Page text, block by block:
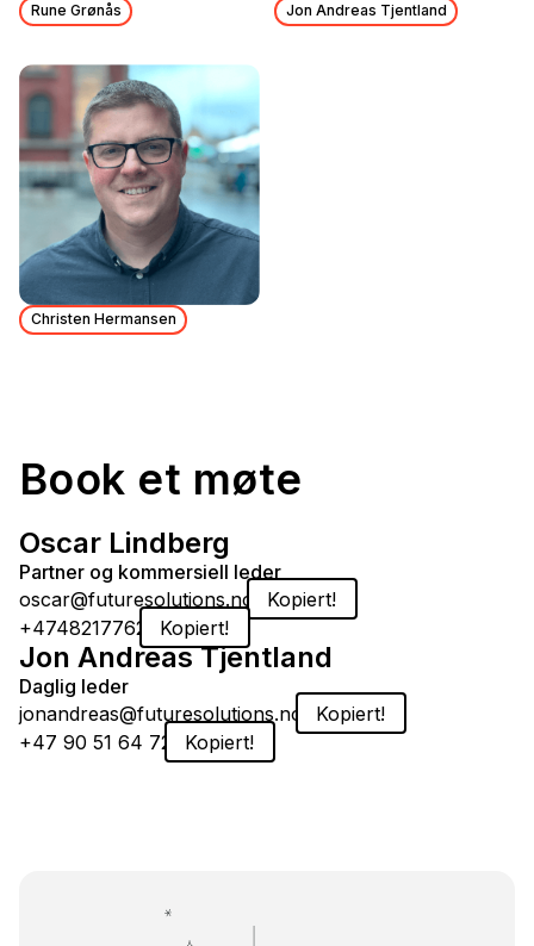
Rune Grønås Jon Andreas Tjentland
Christen Hermansen
Book et møte
Oscar Lindberg
Partner og kommersiell leder
oscar@futuresolutions.no
Kopier
Kopiert!
+4748217762
Kopier
Kopiert!
Jon Andreas Tjentland
Daglig leder
jonandreas@futuresolutions.no
Kopier
Kopiert!
+47 90 51 64 72
Kopier
Kopiert!